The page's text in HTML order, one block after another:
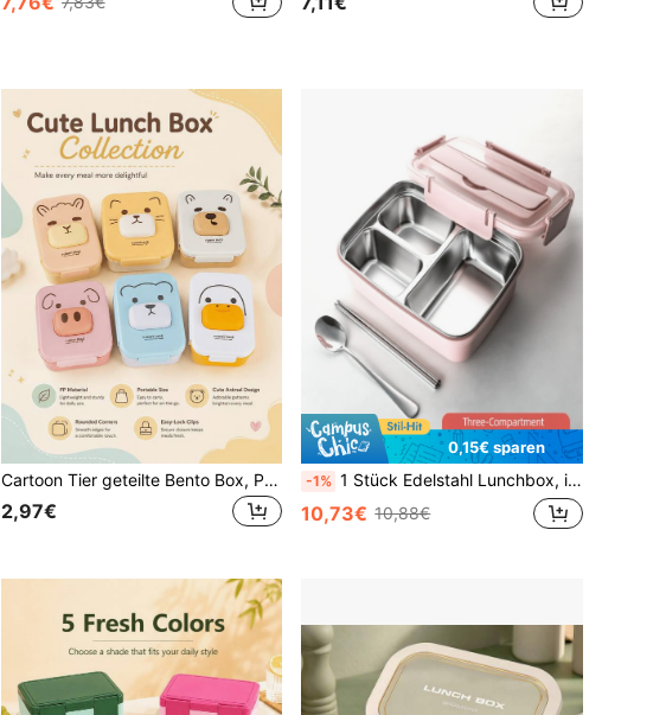
Cartoon Tier geteilte Bento Box, PP Kunststoff Material, leicht & luftdicht, tragbare Größe, Mikrowelle, geeignet für Studenten, Pendeln, Picknick, Frühlingsausflüge und Feiertagsmahlzeiten
2,97€
0,15€ sparen
-1% 1 Stück Edelstahl Lunchbox, inklusive Edelstahl Besteck, 1 Stück robuste 304 Edelstahl auslaufsichere Bento Box mit 3 Fächern, einfach zu reinigen, geeignet für Schule und Arbeit, Ins Stil 304 Edelstahl Lunchbox mit 4 Fächern - tragbar, isolierte Lunchbox geeignet für Frauen, Erwachsene, Männer, Büromitarbeiter, Reisen und Outdoor-Nutzung, Büromitarbeiter Lunchbox, Lunchbox, Obstbox, Bento Box, Picknick Camping Mahlzeit, Lebensmittelbehälter
10,73€ 10,88€